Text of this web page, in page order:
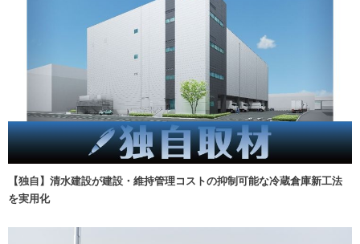
【独自】清水建設が建設・維持管理コストの抑制可能な冷蔵倉庫新工法
を実用化